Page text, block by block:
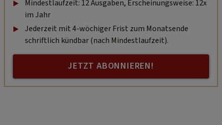
Mindestlaufzeit: 12 Ausgaben, Erscheinungsweise: 12x
im Jahr
Jederzeit mit 4-wöchiger Frist zum Monatsende
schriftlich kündbar (nach Mindestlaufzeit).
JETZT ABONNIEREN!